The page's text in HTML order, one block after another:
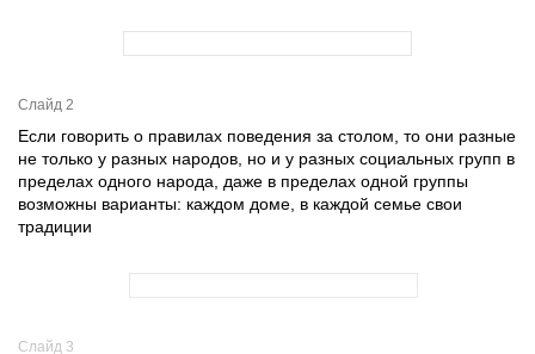
Слайд 2
Если говорить о правилах поведения за столом, то они разные
не только у разных народов, но и у разных социальных групп в
пределах одного народа, даже в пределах одной группы
возможны варианты: каждом доме, в каждой семье свои
традиции
Слайд 3